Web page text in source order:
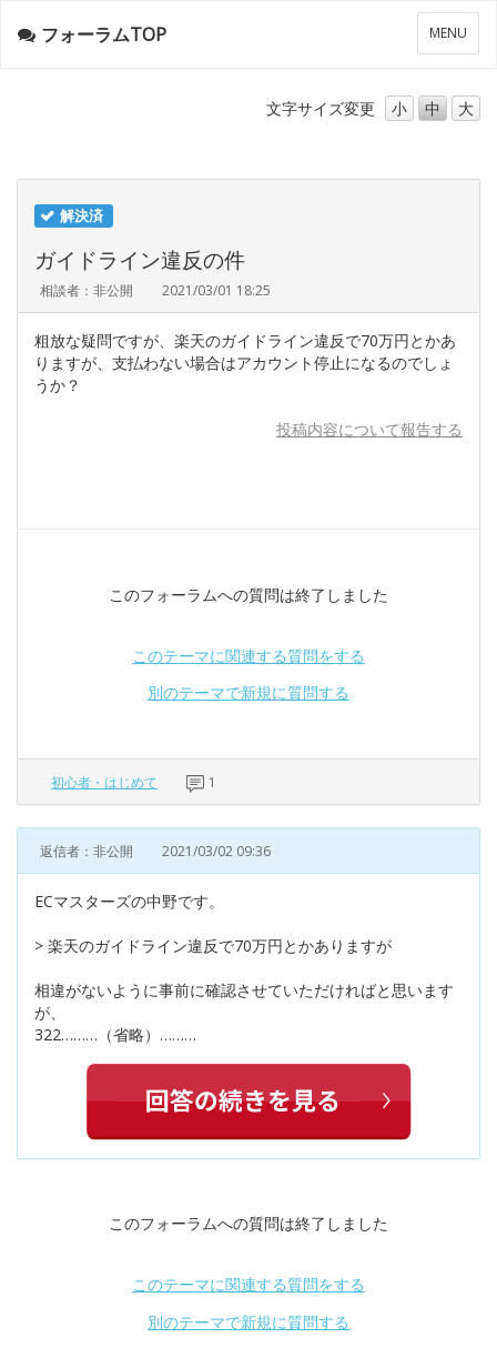
メ
ニ
ー
MENU
フォーラムTOP
文字サイズ変更 小 中 大
解決済
ガイドライン違反の件
相談者：非公開 2021/03/01 18:25
粗放な疑問ですが、楽天のガイドライン違反で70万円とかあ
りますが、支払わない場合はアカウント停止になるのでしょ
うか？
投稿内容について報告する
このフォーラムへの質問は終了しました
このテーマに関連する質問をする
別のテーマで新規に質問する
初心者・はじめて 1
返信者：非公開 2021/03/02 09:36
ECマスターズの中野です。
> 楽天のガイドライン違反で70万円とかありますが
相違がないように事前に確認させていただければと思います
が、
322………（省略）………
このフォーラムへの質問は終了しました
このテーマに関連する質問をする
別のテーマで新規に質問する